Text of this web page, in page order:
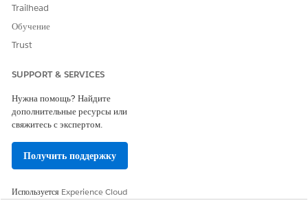
icon or enabling the scratchpad, see
Click
ЭТА СТАТЬЯ РЕШИЛА ВАШУ ПРОБЛЕМУ?
Оставьте свой отзыв, чтобы мы могли стать лучше!
Trailhead
Обучение
Trust
SUPPORT & SERVICES
Нужна помощь? Найдите
дополнительные ресурсы или
свяжитесь с экспертом.
Получить поддержку
Используется Experience Cloud